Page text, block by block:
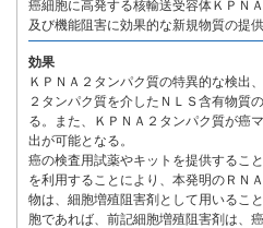
癌細胞に高発する核輸送受容体ＫＰＮ
及び機能阻害に効果的な新規物質の提供
効果
ＫＰＮＡ２タンパク質の特異的な検出
２タンパク質を介したＮＬＳ含有物質
る。また、ＫＰＮＡ２タンパク質が癌
出が可能となる。
癌の検査用試薬やキットを提供するこ
を利用することにより、本発明のＲＮ
物は、細胞増殖阻害剤として用いるこ
胞であれば、前記細胞増殖阻害剤は、